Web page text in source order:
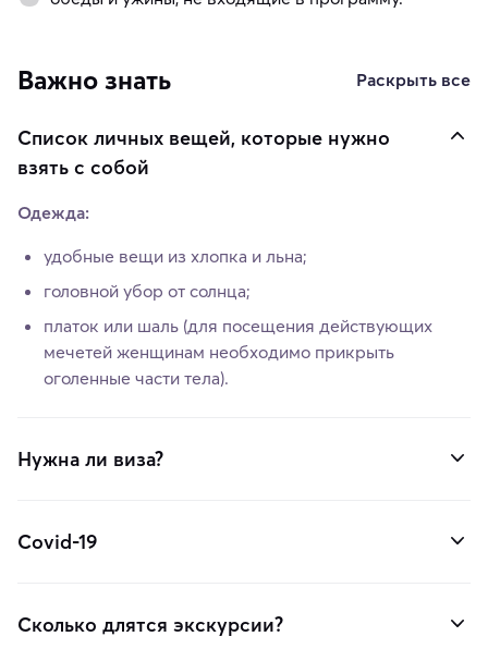
Важно знать Раскрыть все
Список личных вещей, которые нужно
взять с собой
Одежда:
удобные вещи из хлопка и льна;
головной убор от солнца;
платок или шаль (для посещения действующих
мечетей женщинам необходимо прикрыть
оголенные части тела).
Нужна ли виза?
Covid-19
Сколько длятся экскурсии?